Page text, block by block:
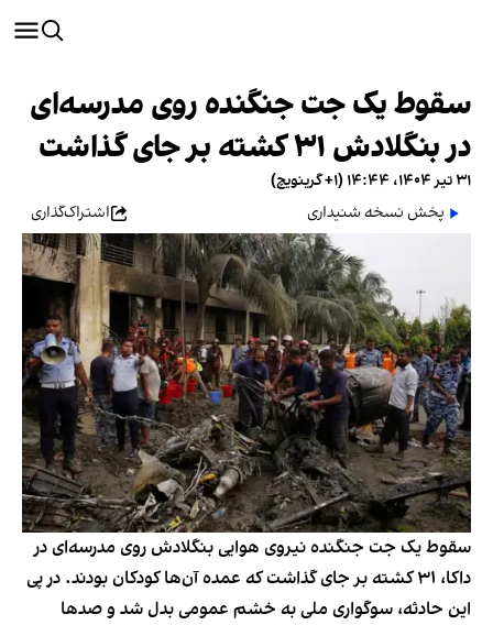
سقوط یک جت جنگنده روی مدرسه‌ای
در بنگلادش ۳۱ کشته بر جای گذاشت
۳۱ تیر ۱۴۰۴، ۱۴:۴۴ (‎+۱ گرینویچ)
پخش نسخه شنیداری
اشتراک‌گذاری
سقوط یک جت جنگنده نیروی هوایی بنگلادش روی مدرسه‌ای در
داکا، ۳۱ کشته بر جای گذاشت که عمده آن‌ها کودکان بودند. در پی
این حادثه، سوگواری ملی به خشم عمومی بدل شد و صدها